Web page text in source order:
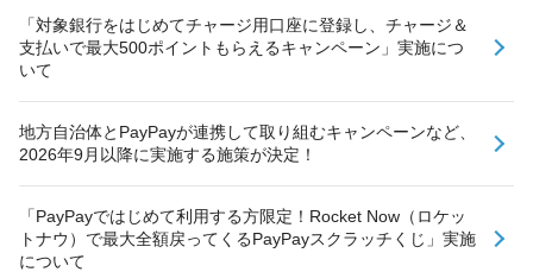
「対象銀行をはじめてチャージ用口座に登録し、チャージ＆
支払いで最大500ポイントもらえるキャンペーン」実施につ
いて
地方自治体とPayPayが連携して取り組むキャンペーンなど、
2026年9月以降に実施する施策が決定！
「PayPayではじめて利用する方限定！Rocket Now（ロケッ
トナウ）で最大全額戻ってくるPayPayスクラッチくじ」実施
について